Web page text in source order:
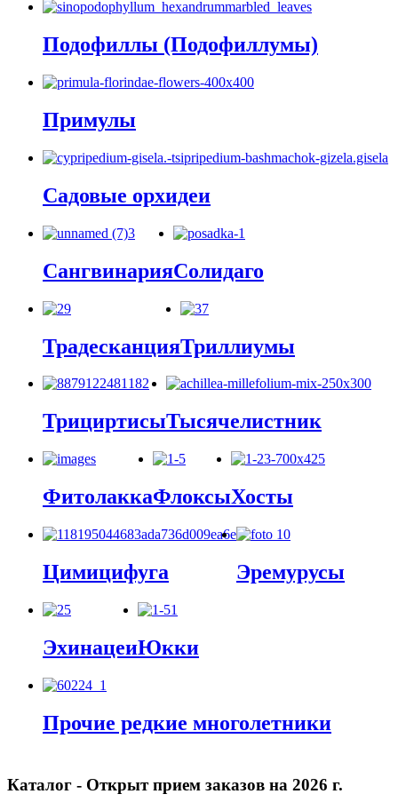
Подофиллы (Подофиллумы)
Примулы
Садовые орхидеи
СангвинарияСолидаго
ТрадесканцияТриллиумы
ТрициртисыТысячелистник
ФитолаккаФлоксыХосты
Цимицифуга Эремурусы
ЭхинацеиЮкки
Прочие редкие многолетники
Каталог - Открыт прием заказов на 2026 г.